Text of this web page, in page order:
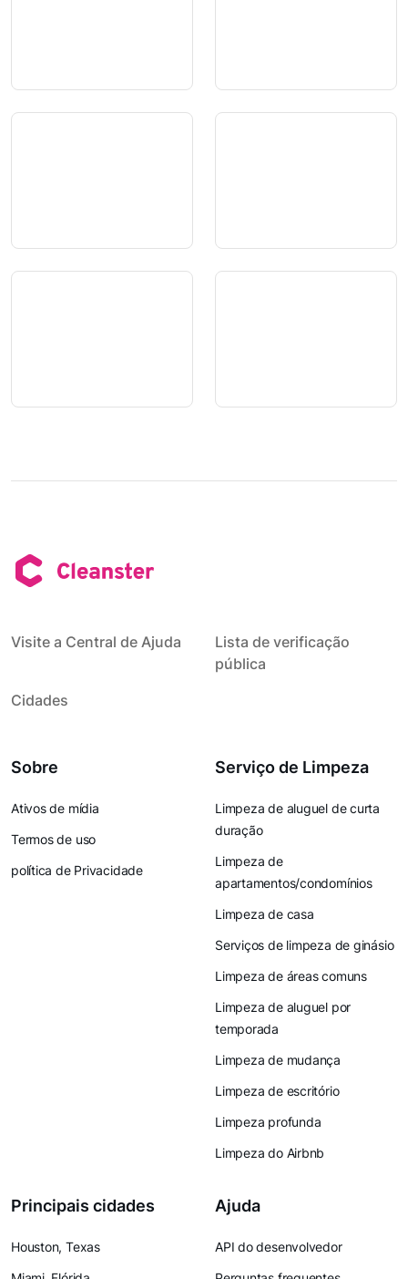
Visite a Central de Ajuda
Lista de verificação
pública
Cidades
Sobre
Ativos de mídia
Termos de uso
política de Privacidade
Serviço de Limpeza
Limpeza de aluguel de curta
duração
Limpeza de
apartamentos/condomínios
Limpeza de casa
Serviços de limpeza de ginásio
Limpeza de áreas comuns
Limpeza de aluguel por
temporada
Limpeza de mudança
Limpeza de escritório
Limpeza profunda
Limpeza do Airbnb
Principais cidades
Houston, Texas
Ajuda
API do desenvolvedor